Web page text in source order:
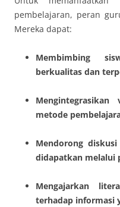
pembelajaran, peran
Mereka dapat:
Membimbing
berkualitas dan
metode
Mendorong
didapatkan melalui
Mengajarkan
terhadap informasi